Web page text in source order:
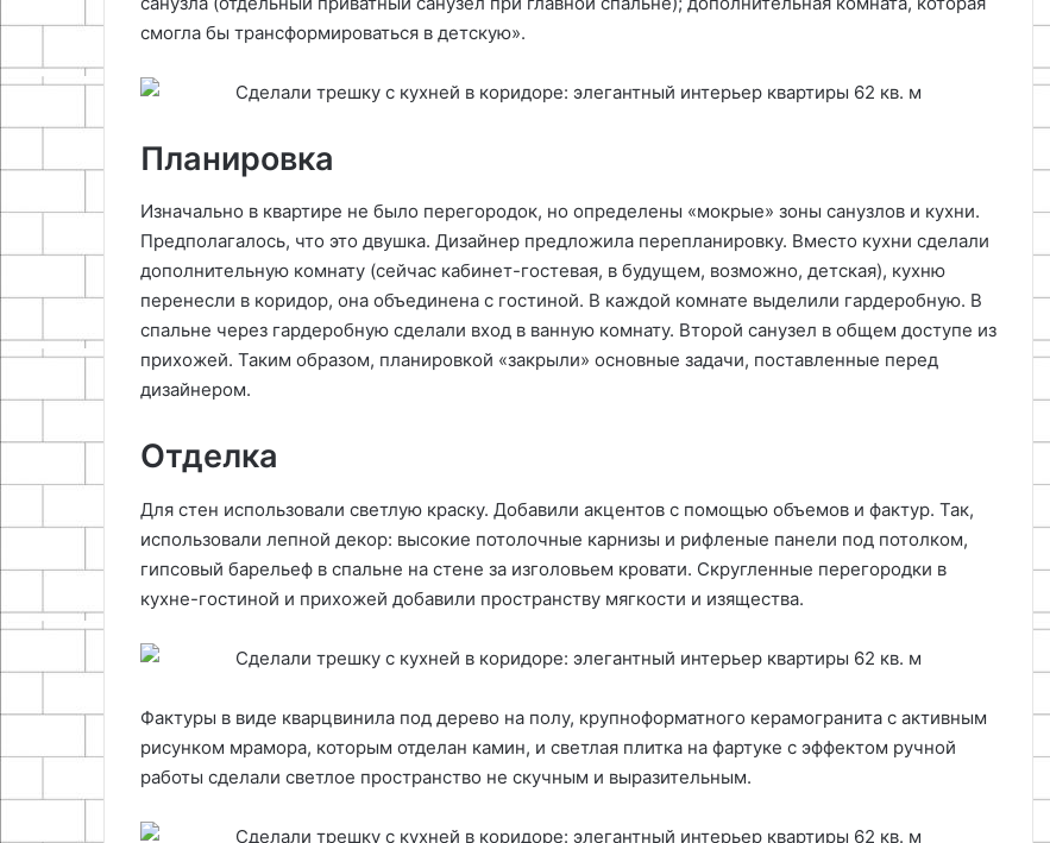
смогла бы трансформироваться в детскую».
Планировка
Изначально в квартире не было перегородок, но определены «мокрые» зоны санузлов и кухни.
Предполагалось, что это двушка. Дизайнер предложила перепланировку. Вместо кухни сделали
дополнительную комнату (сейчас кабинет-гостевая, в будущем, возможно, детская), кухню
перенесли в коридор, она объединена с гостиной. В каждой комнате выделили гардеробную. В
спальне через гардеробную сделали вход в ванную комнату. Второй санузел в общем доступе из
прихожей. Таким образом, планировкой «закрыли» основные задачи, поставленные перед
дизайнером.
Отделка
Для стен использовали светлую краску. Добавили акцентов с помощью объемов и фактур. Так,
использовали лепной декор: высокие потолочные карнизы и рифленые панели под потолком,
гипсовый барельеф в спальне на стене за изголовьем кровати. Скругленные перегородки в
кухне-гостиной и прихожей добавили пространству мягкости и изящества.
Фактуры в виде кварцвинила под дерево на полу, крупноформатного керамогранита с активным
рисунком мрамора, которым отделан камин, и светлая плитка на фартуке с эффектом ручной
работы сделали светлое пространство не скучным и выразительным.